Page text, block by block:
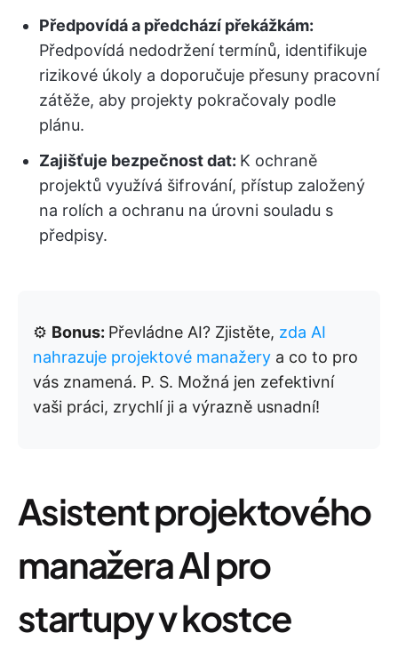
Předpovídá a předchází překážkám:
Předpovídá nedodržení termínů, identifikuje
rizikové úkoly a doporučuje přesuny pracovní
zátěže, aby projekty pokračovaly podle
plánu.
Zajišťuje bezpečnost dat: K ochraně
projektů využívá šifrování, přístup založený
na rolích a ochranu na úrovni souladu s
předpisy.
⚙️ Bonus: Převládne AI? Zjistěte, zda AI
nahrazuje projektové manažery a co to pro
vás znamená. P. S. Možná jen zefektivní
vaši práci, zrychlí ji a výrazně usnadní!
Asistent projektového
manažera AI pro
startupy v kostce